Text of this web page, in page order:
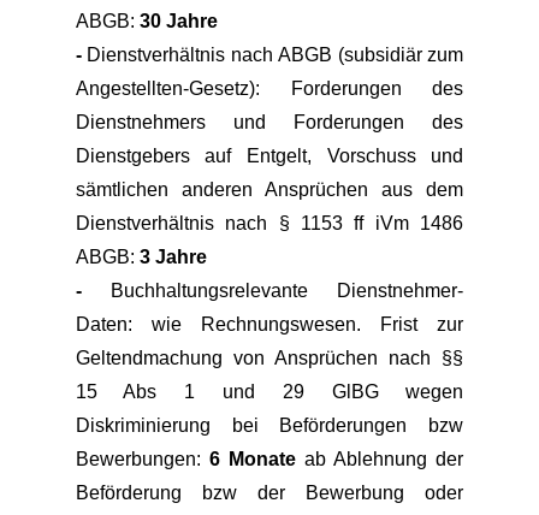
ABGB: 30 Jahre
- Dienstverhältnis nach ABGB (subsidiär zum
Angestellten-Gesetz): Forderungen des
Dienstnehmers und Forderungen des
Dienstgebers auf Entgelt, Vorschuss und
sämtlichen anderen Ansprüchen aus dem
Dienstverhältnis nach § 1153 ff iVm 1486
ABGB: 3 Jahre
-
Buchhaltungsrelevante Dienstnehmer-
Daten: wie Rechnungswesen. Frist zur
Geltendmachung von Ansprüchen nach §§
15 Abs 1 und 29 GlBG wegen
Diskriminierung bei Beförderungen bzw
Bewerbungen: 6 Monateab Ablehnung der
Beförderung bzw der Bewerbung oder